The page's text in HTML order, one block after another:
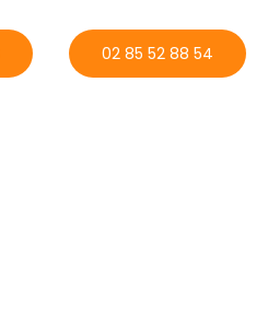
02 85 52 88 54